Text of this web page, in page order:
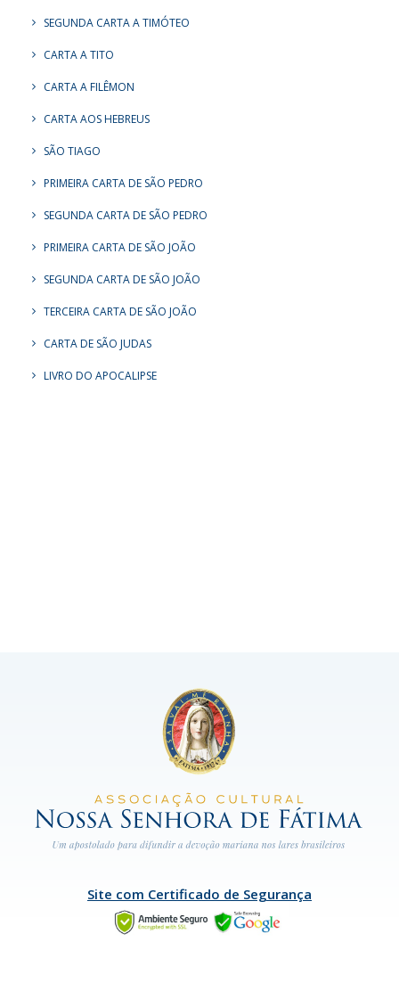
SEGUNDA CARTA A TIMÓTEO
CARTA A TITO
CARTA A FILÊMON
CARTA AOS HEBREUS
SÃO TIAGO
PRIMEIRA CARTA DE SÃO PEDRO
SEGUNDA CARTA DE SÃO PEDRO
PRIMEIRA CARTA DE SÃO JOÃO
SEGUNDA CARTA DE SÃO JOÃO
TERCEIRA CARTA DE SÃO JOÃO
CARTA DE SÃO JUDAS
LIVRO DO APOCALIPSE
Site com Certificado de Segurança